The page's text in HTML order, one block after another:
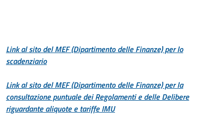
Link al sito del MEF (Dipartimento delle Finanze) per lo
scadenziario
Link al sito del MEF (Dipartimento delle Finanze) per la
consultazione puntuale dei Regolamenti e delle Delibere
riguardante aliquote e tariffe IMU